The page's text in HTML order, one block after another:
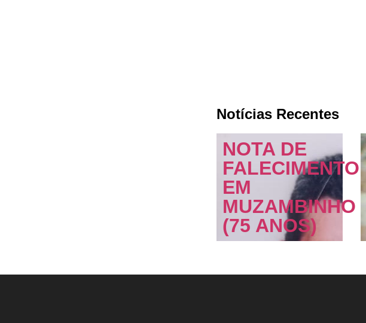
Notícias Recentes
NOTA DE
FALECIMENTO
EM
MUZAMBINHO
(75 ANOS)